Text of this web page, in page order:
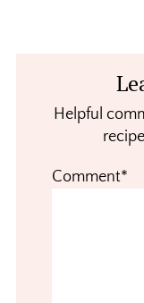
Helpful
Comment*